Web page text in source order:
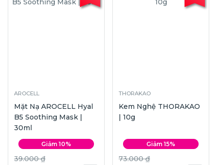
AROCELL
Mặt Nạ AROCELL Hyal
B5 Soothing Mask |
30ml
Giảm 10%
39.000 ₫
THORAKAO
Kem Nghệ THORAKAO
| 10g
Giảm 15%
73.000 ₫